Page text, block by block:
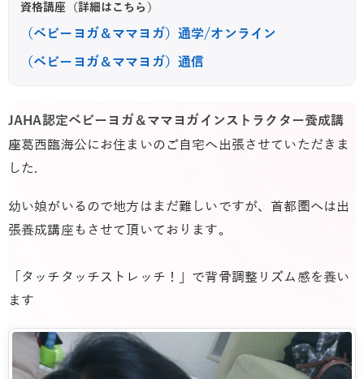
資格講座（詳細はこちら）
（ベビーヨガ＆ママヨガ）通学/オンライン
（ベビーヨガ＆ママヨガ）通信
JAHA認定ベビーヨガ＆ママヨガインストラクター養成講
座葛西臨海公にお住まいのご自宅へ出張させていただきま
した.
幼い娘がいるので地方はまだ難しいですが、首都圏へは出
張養成講座もさせて頂いております。
「タッチタッチストレッチ！」で背骨調整リズム感を養い
ます